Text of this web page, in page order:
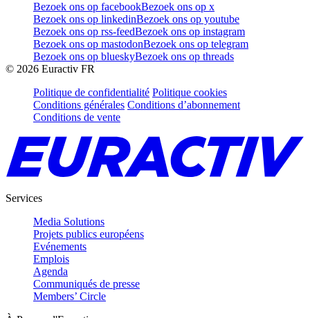
Bezoek ons op facebookBezoek ons op x
Bezoek ons op linkedinBezoek ons op youtube
Bezoek ons op rss-feedBezoek ons op instagram
Bezoek ons op mastodonBezoek ons op telegram
Bezoek ons op blueskyBezoek ons op threads
© 2026 Euractiv FR
Politique de confidentialité Politique cookies
Conditions générales Conditions d’abonnement
Conditions de vente
Services
Media Solutions
Projets publics européens
Evénements
Emplois
Agenda
Communiqués de presse
Members’ Circle